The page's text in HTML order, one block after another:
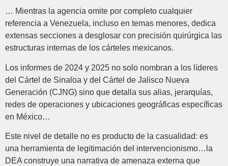
… Mientras la agencia omite por completo cualquier
referencia a Venezuela, incluso en temas menores, dedica
extensas secciones a desglosar con precisión quirúrgica las
estructuras internas de los cárteles mexicanos.
Los informes de 2024 y 2025 no solo nombran a los líderes
del Cártel de Sinaloa y del Cártel de Jalisco Nueva
Generación (CJNG) sino que detalla sus alias, jerarquías,
redes de operaciones y ubicaciones geográficas específicas
en México…
Este nivel de detalle no es producto de la casualidad: es
una herramienta de legitimación del intervencionismo…la
DEA construye una narrativa de amenaza externa que